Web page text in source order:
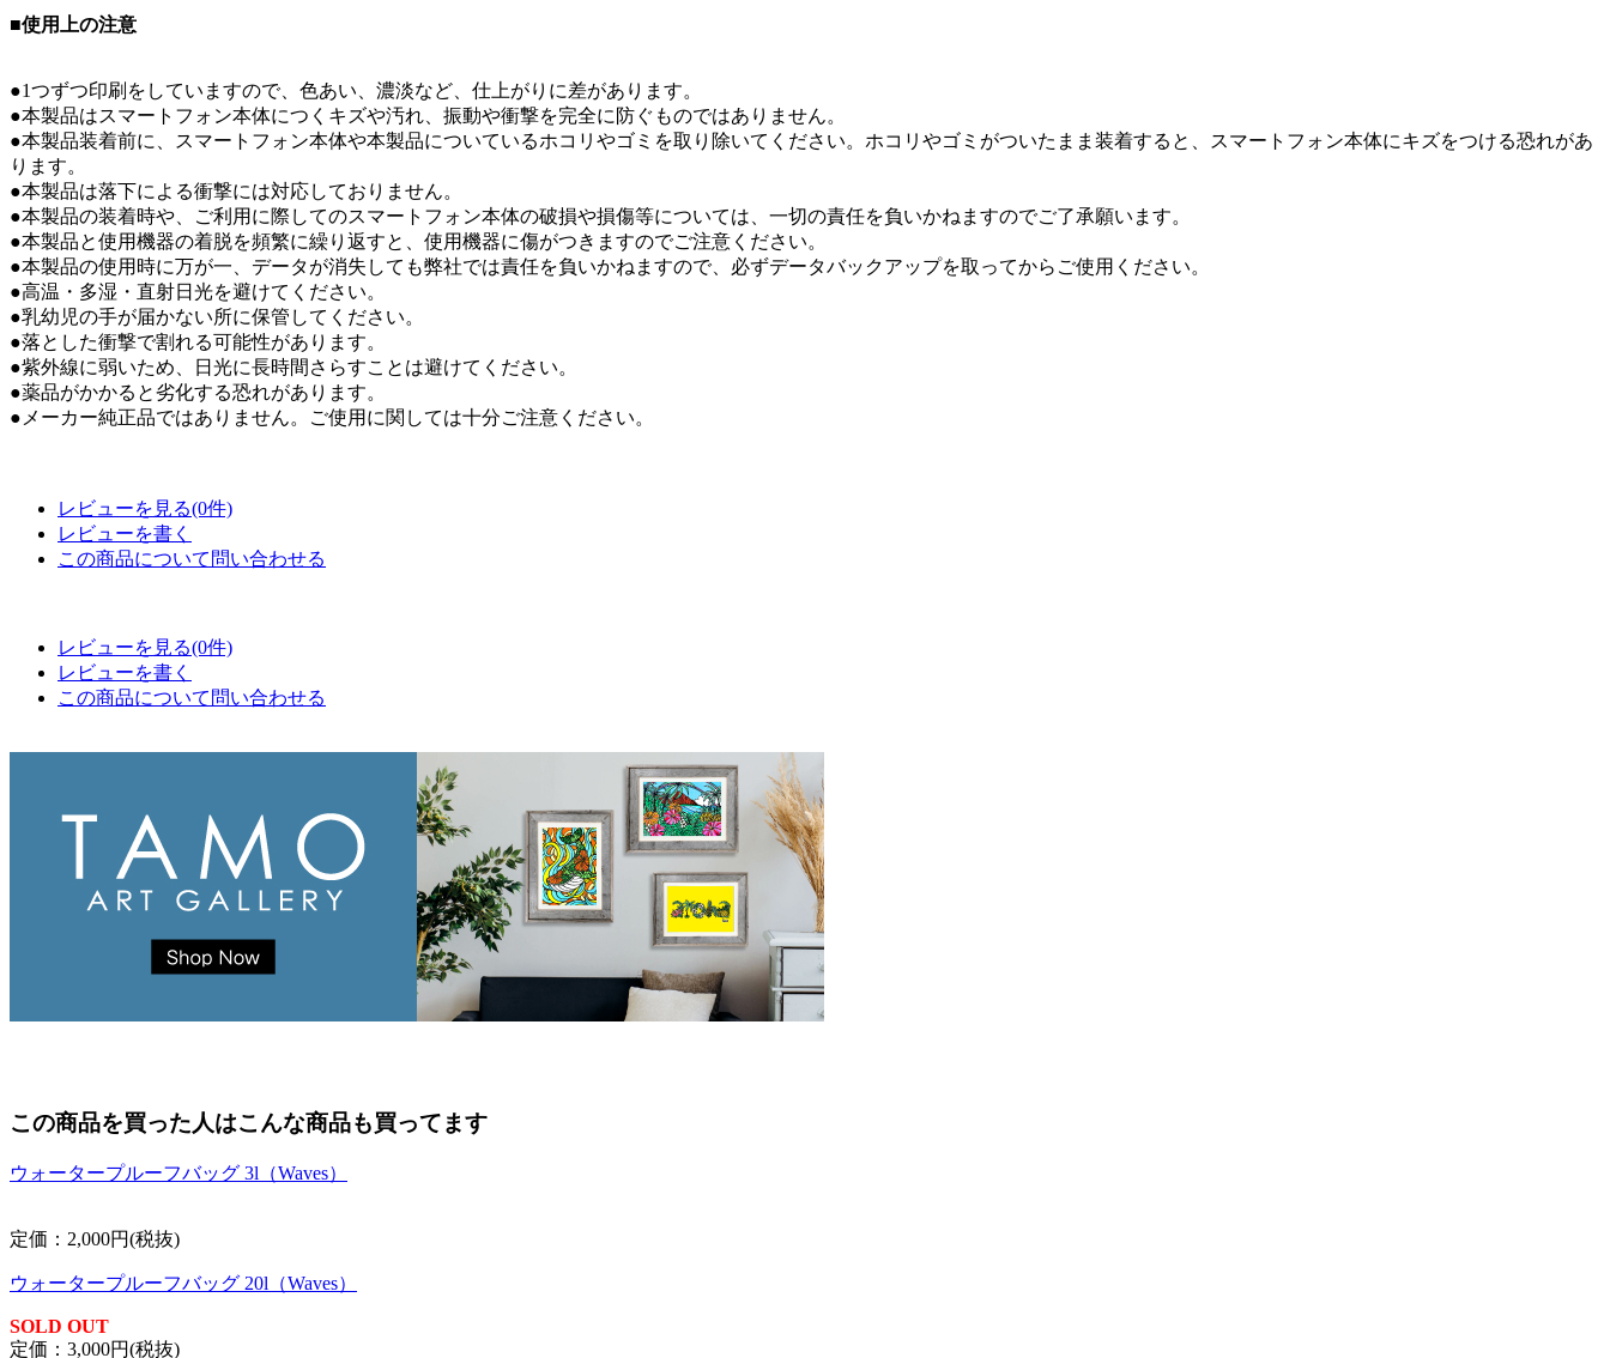
■使用上の注意
●1つずつ印刷をしていますので、色あい、濃淡など、仕上がりに差があります。
●本製品はスマートフォン本体につくキズや汚れ、振動や衝撃を完全に防ぐものではありません。
●本製品装着前に、スマートフォン本体や本製品についているホコリやゴミを取り除いてください。ホコリやゴミがついたまま装着すると、スマートフォン本体にキズをつける恐れがあ
ります。
●本製品は落下による衝撃には対応しておりません。
●本製品の装着時や、ご利用に際してのスマートフォン本体の破損や損傷等については、一切の責任を負いかねますのでご了承願います。
●本製品と使用機器の着脱を頻繁に繰り返すと、使用機器に傷がつきますのでご注意ください。
●本製品の使用時に万が一、データが消失しても弊社では責任を負いかねますので、必ずデータバックアップを取ってからご使用ください。
●高温・多湿・直射日光を避けてください。
●乳幼児の手が届かない所に保管してください。
●落とした衝撃で割れる可能性があります。
●紫外線に弱いため、日光に長時間さらすことは避けてください。
●薬品がかかると劣化する恐れがあります。
●メーカー純正品ではありません。ご使用に関しては十分ご注意ください。
レビューを見る(0件)
レビューを書く
この商品について問い合わせる
レビューを見る(0件)
レビューを書く
この商品について問い合わせる
この商品を買った人はこんな商品も買ってます
ウォータープルーフバッグ 3l（Waves）
定価：2,000円(税抜)
ウォータープルーフバッグ 20l（Waves）
SOLD OUT
定価：3,000円(税抜)